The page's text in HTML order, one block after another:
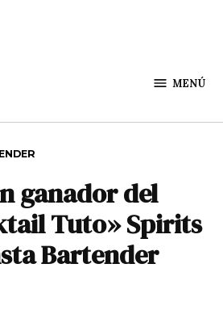
MENÚ
ganador del
Tuto» Spirits
Bartender